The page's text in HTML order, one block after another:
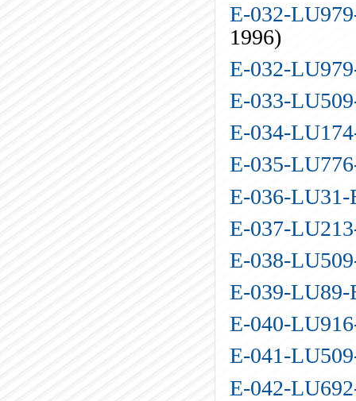
E-032-
1996)
E-032-
E-033-
E-034-
E-035-
E-036-LU31-
E-037-
E-038-
E-039-LU89-
E-040-
E-041-
E-042-